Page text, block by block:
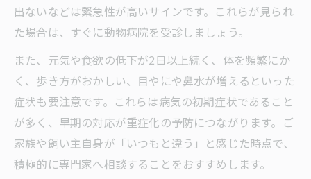
飼い主が避けたい動物病院でのNG行動
動物病院で嫌われる飼い主の行動例と注意
点
動物病院で頻繁に起こるNGマナーを解説
動物病院で避けるべき伝え方とその理由
動物病院でトラブルになりやすい行動パタ
ーン
動物病院受診時に好まれる飼い主の対応方
出ないなどは緊急性が高いサインです。これらが見られ
た場合は、すぐに動物病院を受診しましょう。
また、元気や食欲の低下が2日以上続く、体を頻繁にか
く、歩き方がおかしい、目やにや鼻水が増えるといった
症状も要注意です。これらは病気の初期症状であること
が多く、早期の対応が重症化の予防につながります。ご
家族や飼い主自身が「いつもと違う」と感じた時点で、
積極的に専門家へ相談することをおすすめします。